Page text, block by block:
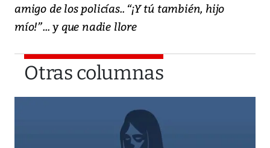
amigo de los policías.. “¡Y tú también, hijo
mío!”... y que nadie llore
Otras columnas